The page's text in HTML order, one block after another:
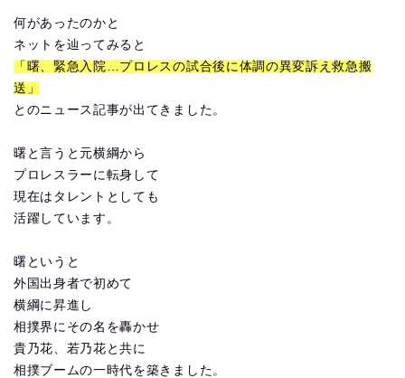
何があったのかと
ネットを辿ってみると
「曙、緊急入院…プロレスの試合後に体調の異変訴え救急搬
送」
とのニュース記事が出てきました。
曙と言うと元横綱から
プロレスラーに転身して
現在はタレントとしても
活躍しています。
曙というと
外国出身者で初めて
横綱に昇進し
相撲界にその名を轟かせ
貴乃花、若乃花と共に
相撲ブームの一時代を築きました。